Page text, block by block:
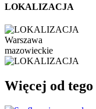
LOKALIZACJA
Warszawa
mazowieckie
Więcej od tego